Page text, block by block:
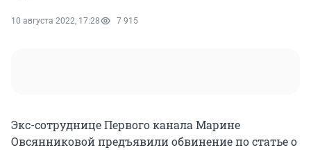
10 августа 2022, 17:28 7 915
Экс-сотруднице Первого канала Марине
Овсянниковой предъявили обвинение по статье о